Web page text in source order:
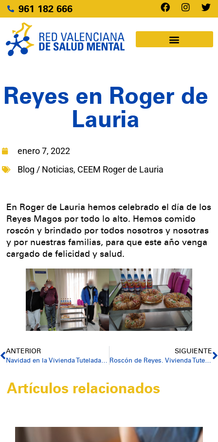
961 182 666
Reyes en Roger de
Lauria
enero 7, 2022
Blog / Noticias, CEEM Roger de Lauria
En Roger de Lauria hemos celebrado el día de los
Reyes Magos por todo lo alto. Hemos comido
roscón y brindado por todos nosotros y nosotras
y por nuestras familias, para que este año venga
cargado de felicidad y salud.
ANTERIOR
Navidad en la Vivienda Tutelada Xábia Bella
SIGUIENTE
Roscón de Reyes. Vivienda Tutelada Roger de Lauria
Artículos relacionados